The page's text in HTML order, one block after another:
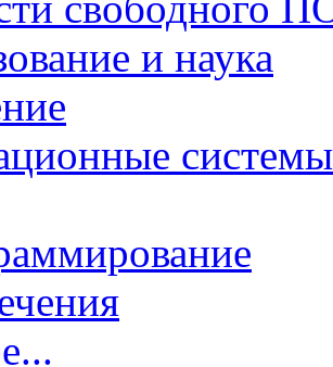
и наука
системы